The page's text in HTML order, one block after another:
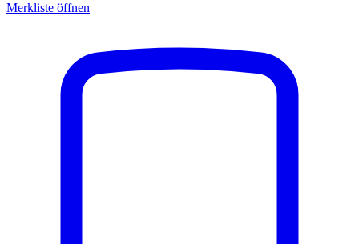
Merkliste öffnen